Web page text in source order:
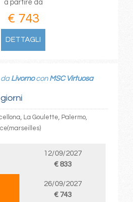
a partire da
€ 743
DETTAGLI
da Livornocon MSC Virtuosa
La Goulette, Palermo,
12/09/2027
€ 833
26/09/2027
€ 743